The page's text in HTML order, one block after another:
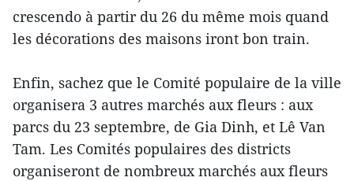
crescendo à partir du 26 du même mois quand
les décorations des maisons iront bon train.
Enfin, sachez que le Comité populaire de la ville
organisera 3 autres marchés aux fleurs : aux
parcs du 23 septembre, de Gia Dinh, et Lê Van
Tam. Les Comités populaires des districts
organiseront de nombreux marchés aux fleurs